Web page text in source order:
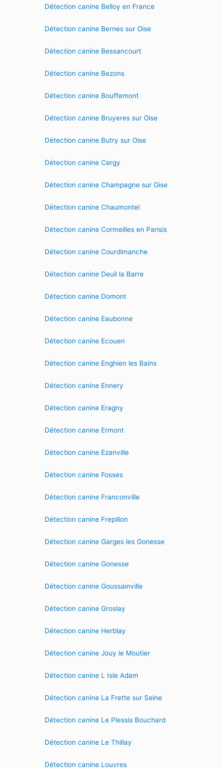
Détection canine Belloy en France
Détection canine Bernes sur Oise
Détection canine Bessancourt
Détection canine Bezons
Détection canine Bouffemont
Détection canine Bruyeres sur Oise
Détection canine Butry sur Oise
Détection canine Cergy
Détection canine Champagne sur Oise
Détection canine Chaumontel
Détection canine Cormeilles en Parisis
Détection canine Courdimanche
Détection canine Deuil la Barre
Détection canine Domont
Détection canine Eaubonne
Détection canine Ecouen
Détection canine Enghien les Bains
Détection canine Ennery
Détection canine Eragny
Détection canine Ermont
Détection canine Ezanville
Détection canine Fosses
Détection canine Franconville
Détection canine Frepillon
Détection canine Garges les Gonesse
Détection canine Gonesse
Détection canine Goussainville
Détection canine Groslay
Détection canine Herblay
Détection canine Jouy le Moutier
Détection canine L Isle Adam
Détection canine La Frette sur Seine
Détection canine Le Plessis Bouchard
Détection canine Le Thillay
Détection canine Louvres